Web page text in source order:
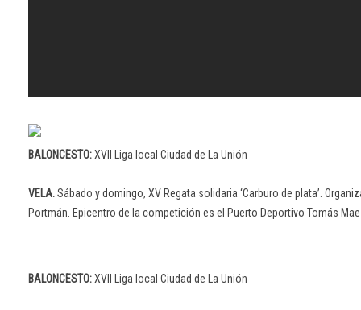
BALONCESTO:XVII Liga local Ciudad de La Unión
VELA.Sábado y domingo, XV Regata solidaria ‘Carburo de plata’.
Portmán. Epicentro de la competición es el Puerto Deportivo Tomás
BALONCESTO:XVII Liga local Ciudad de La Unión